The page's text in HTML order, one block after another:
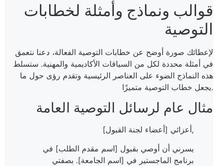
قوالب ونماذج وأمثلة لخطابات
التوصية
لإعطائك صورة أوضح عن خطابات التوصية الفعالة، دعنا نتعمق
في أمثلة محددة لكل من السياقات الأكاديمية والمهنية. ستسلط
هذه النماذج الضوء على العناصر الرئيسية وتقدم رؤى حول ما
يجعل خطاب التوصية متميزًا.
مثال عام لرسائل التوصية العامة
أعزائي [أعضاء لجنة القبول],
يسرني أن أوصي بقبول [اسم مقدم الطلب] في
برنامج الماجستير في [اسم الجامعة]. بصفتي